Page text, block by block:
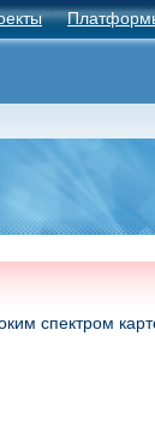
спектром